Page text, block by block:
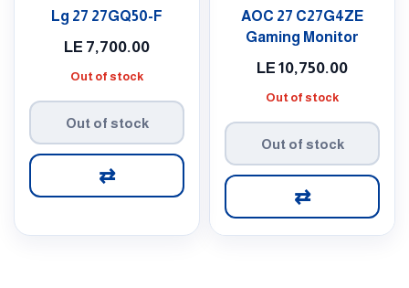
AOC 27 C27G4ZE
Gaming Monitor
LE 10,750.00
Out of stock
Out of stock
⇄
Lg 27 27GQ50-F
LE 7,700.00
Out of stock
Out of stock
⇄